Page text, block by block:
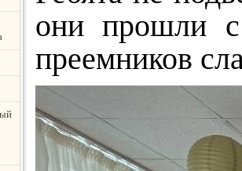
они прошли с
преемников